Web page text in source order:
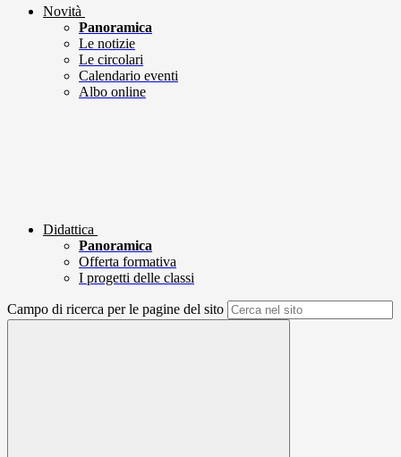
Novità
Panoramica
Le notizie
Le circolari
Calendario eventi
Albo online
Didattica
Panoramica
Offerta formativa
I progetti delle classi
Campo di ricerca per le pagine del sito